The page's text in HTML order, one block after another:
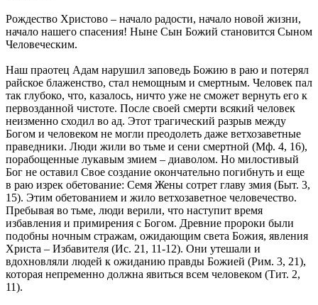
Рождество Христово – начало радости, начало новой жизни,
начало нашего спасения! Ныне Сын Божий становится Сыном
Человеческим.
Наш праотец Адам нарушил заповедь Божию в раю и потерял
райское блаженство, стал немощным и смертным. Человек пал
так глубоко, что, казалось, ничто уже не сможет вернуть его к
первозданной чистоте. После своей смерти всякий человек
неизменно сходил во ад. Этот трагический разрыв между
Богом и человеком не могли преодолеть даже ветхозаветные
праведники. Люди жили во тьме и сени смертной (Мф. 4, 16),
порабощенные лукавым змием – диаволом. Но милостивый
Бог не оставил Свое создание окончательно погибнуть и еще
в раю изрек обетование: Семя Жены сотрет главу змия (Быт. 3,
15). Этим обетованием и жило ветхозаветное человечество.
Пребывая во тьме, люди верили, что наступит время
избавления и примирения с Богом. Древние пророки были
подобны ночным стражам, ожидающим света Божия, явления
Христа – Избавителя (Ис. 21, 11-12). Они утешали и
вдохновляли людей к ожиданию правды Божией (Рим. 3, 21),
которая непременно должна явиться всем человеком (Тит. 2,
11).